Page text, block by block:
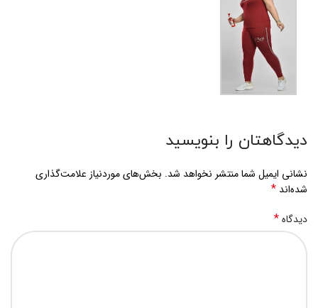
دیدگاهتان را بنویسید
نشانی ایمیل شما منتشر نخواهد شد. بخش‌های موردنیاز علامت‌گذاری
شده‌اند *
دیدگاه*